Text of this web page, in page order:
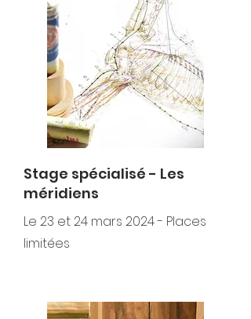
Stage spécialisé - Les
méridiens
Le 23 et 24 mars 2024 - Places
limitées